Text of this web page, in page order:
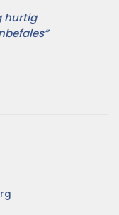
hurtig